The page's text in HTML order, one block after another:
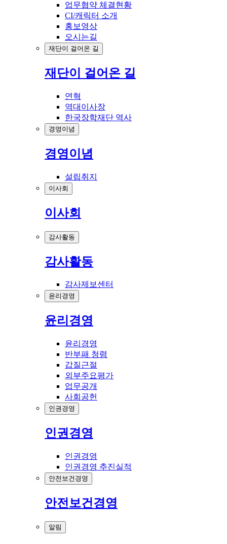
업무협약 체결현황
CI/캐릭터 소개
홍보영상
오시는길
재단이 걸어온 길
재단이 걸어온 길
연혁
역대이사장
한국장학재단 역사
경영이념
경영이념
설립취지
이사회
이사회
감사활동
감사활동
감사제보센터
윤리경영
윤리경영
윤리경영
반부패 청렴
갑질근절
외부주요평가
업무공개
사회공헌
인권경영
인권경영
인권경영
인권경영 추진실적
안전보건경영
안전보건경영
알림